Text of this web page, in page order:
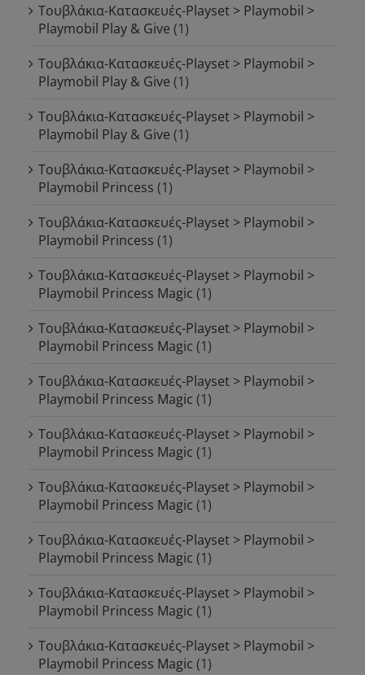
Τουβλάκια-Κατασκευές-Playset > Playmobil >
Playmobil Play & Give (1)
Τουβλάκια-Κατασκευές-Playset > Playmobil >
Playmobil Play & Give (1)
Τουβλάκια-Κατασκευές-Playset > Playmobil >
Playmobil Play & Give (1)
Τουβλάκια-Κατασκευές-Playset > Playmobil >
Playmobil Princess (1)
Τουβλάκια-Κατασκευές-Playset > Playmobil >
Playmobil Princess (1)
Τουβλάκια-Κατασκευές-Playset > Playmobil >
Playmobil Princess Magic (1)
Τουβλάκια-Κατασκευές-Playset > Playmobil >
Playmobil Princess Magic (1)
Τουβλάκια-Κατασκευές-Playset > Playmobil >
Playmobil Princess Magic (1)
Τουβλάκια-Κατασκευές-Playset > Playmobil >
Playmobil Princess Magic (1)
Τουβλάκια-Κατασκευές-Playset > Playmobil >
Playmobil Princess Magic (1)
Τουβλάκια-Κατασκευές-Playset > Playmobil >
Playmobil Princess Magic (1)
Τουβλάκια-Κατασκευές-Playset > Playmobil >
Playmobil Princess Magic (1)
Τουβλάκια-Κατασκευές-Playset > Playmobil >
Playmobil Princess Magic (1)